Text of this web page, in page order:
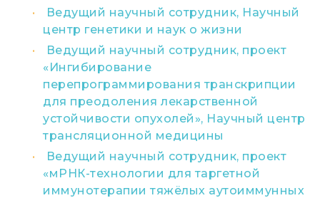
Ведущий научный сотрудник, Научный
центр генетики и наук о жизни
Ведущий научный сотрудник, проект
«Ингибирование
перепрограммирования транскрипции
для преодоления лекарственной
устойчивости опухолей», Научный центр
трансляционной медицины
Ведущий научный сотрудник, проект
«мРНК-технологии для таргетной
иммунотерапии тяжёлых аутоиммунных